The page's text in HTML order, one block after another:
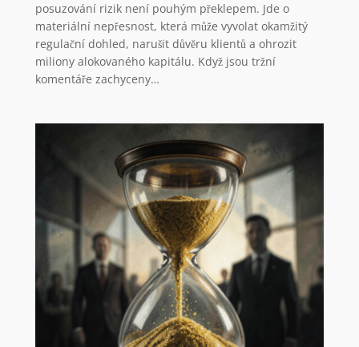
posuzování rizik není pouhým překlepem. Jde o
materiální nepřesnost, která může vyvolat okamžitý
regulační dohled, narušit důvěru klientů a ohrozit
miliony alokovaného kapitálu. Když jsou tržní
komentáře zachyceny…